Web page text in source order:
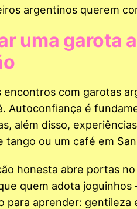
argentinos querem
uma garota
encontros com garotas
Autoconfiança é
além disso,
tango ou um café em
honesta abre portas
quem adota
para aprender: gentileza